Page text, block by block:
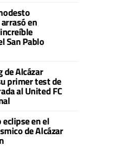
en
San Pablo
de Alcázar
primer test de
al United FC
en el
de Alcázar